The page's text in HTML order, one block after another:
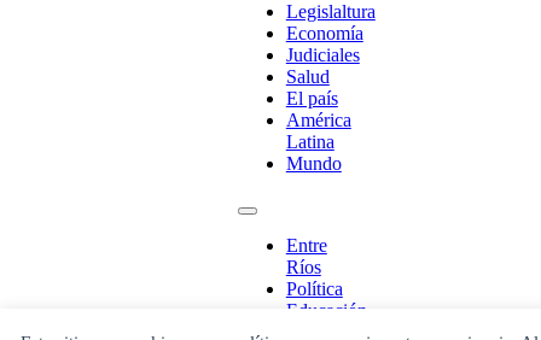
Legislaltura
Economía
Judiciales
Salud
El país
América
Latina
Mundo
Entre
Ríos
Política
Educación
Legislaltura
¡Ponete en contacto!
Escribe aquí abajo lo que desees buscar